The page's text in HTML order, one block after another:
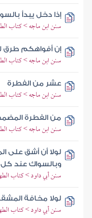
إذا دخل يبدأ
سنن ابن ماجه > كتاب
إن أفواهكم طرق
سنن ابن ماجه > كتاب
عشر من الفطرة
سنن ابن ماجه > كتاب
من الفطرة
سنن ابن ماجه > كتاب
لولا أن أشق على
وبالسواك عند
سنن أبي داود > كتاب
لولا مخافة
سنن أبي داود > كتاب